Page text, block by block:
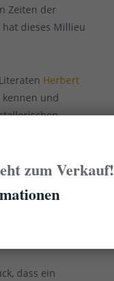
Zeiten der
dieses Millieu
Herbert
kennen und
der von
Im August
dass ein
zum Verkauf!